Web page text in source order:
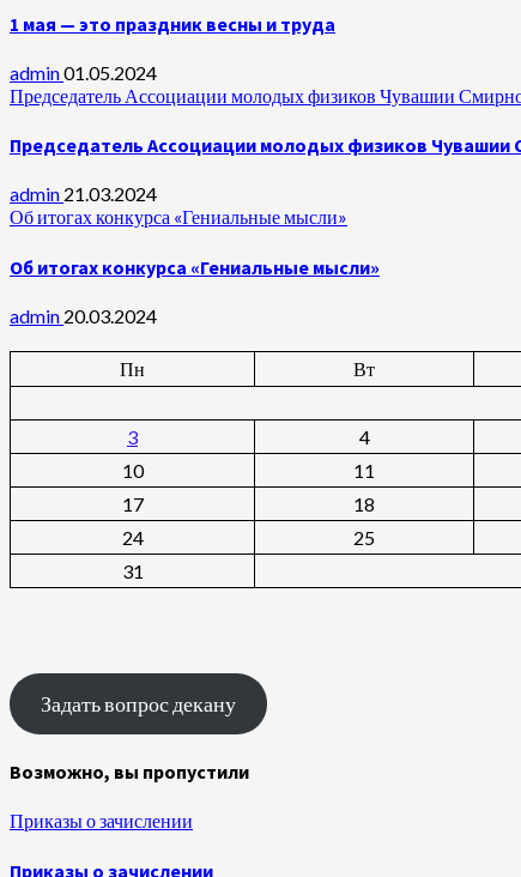
1 мая — это праздник весны и труда
admin01.05.2024
Председатель Ассоциации молодых физиков Чувашии
Председатель Ассоциации молодых физиков Чувашии
admin 21.03.2024
Об итогах конкурса «Гениальные мысли»
Об итогах конкурса «Гениальные мысли»
admin 20.03.2024
Пн
Вт
3
4
10
11
17
18
24
25
31
Задать вопрос декану
Возможно, вы пропустили
Приказы о зачислении
Приказы о зачислении